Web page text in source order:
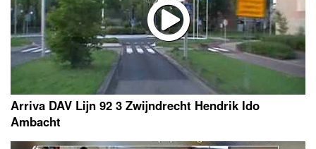
Arriva DAV Lijn 92 3 Zwijndrecht Hendrik Ido
Ambacht